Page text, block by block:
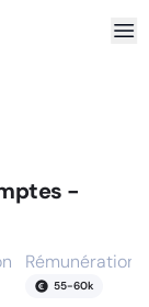
-
Rémunération
55-60k